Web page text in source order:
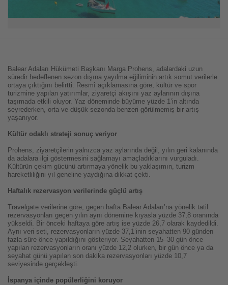
Balear Adaları Hükümeti Başkanı Marga Prohens, adalardaki uzun
süredir hedeflenen sezon dışına yayılma eğiliminin artık somut verilerle
ortaya çıktığını belirtti. Resmî açıklamasına göre, kültür ve spor
turizmine yapılan yatırımlar, ziyaretçi akışını yaz aylarının dışına
taşımada etkili oluyor. Yaz döneminde büyüme yüzde 1’in altında
seyrederken, orta ve düşük sezonda benzeri görülmemiş bir artış
yaşanıyor.
Kültür odaklı strateji sonuç veriyor
Prohens, ziyaretçilerin yalnızca yaz aylarında değil, yılın geri kalanında
da adalara ilgi göstermesini sağlamayı amaçladıklarını vurguladı.
Kültürün çekim gücünü artırmaya yönelik bu yaklaşımın, turizm
hareketliliğini yıl geneline yaydığına dikkat çekti.
Haftalık rezervasyon verilerinde güçlü artış
Travelgate verilerine göre, geçen hafta Balear Adaları’na yönelik tatil
rezervasyonları geçen yılın aynı dönemine kıyasla yüzde 37,8 oranında
yükseldi. Bir önceki haftaya göre artış ise yüzde 26,7 olarak kaydedildi.
Aynı veri seti, rezervasyonların yüzde 37,1’inin seyahatten 90 günden
fazla süre önce yapıldığını gösteriyor. Seyahatten 15–30 gün önce
yapılan rezervasyonların oranı yüzde 12,2 olurken, bir gün önce ya da
seyahat günü yapılan son dakika rezervasyonları yüzde 10,7
seviyesinde gerçekleşti.
İspanya içinde popülerliğini koruyor